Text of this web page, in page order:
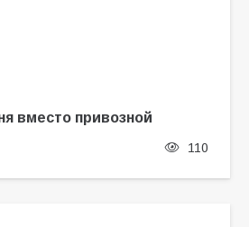
вместо привозной
110